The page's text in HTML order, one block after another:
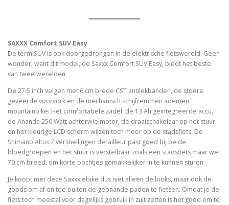
SAXXX Comfort SUV Easy
De term SUV is ook doorgedrongen in de elektrische fietswereld. Geen
wonder, want dit model, de Saxxx Comfort SUV Easy, biedt het beste
van twee werelden.
De 27.5 inch velgen met 6 cm brede CST antilekbanden, de stoere
geveerde voorvork en de mechanisch schijfremmen ademen
mountainbike. Het comfortabele zadel, de 13 Ah geintegreerde accu,
de Ananda 250 Watt achterwielmotor, de draaischakelaar op het stuur
en het kleurige LCD scherm wijzen toch meer op de stadsfiets. De
Shimano Altus 7 versnellingen derailleur past goed bij beide
bloedgroepen en het stuur is verstelbaar zoals een stadsfiets maar wel
70 cm breed, om korte bochtjes gemakkelijker in te kunnen sturen.
Je koopt met deze Saxxx ebike dus niet alleen de looks, maar ook de
goods om af en toe buiten de gebaande paden te fietsen. Omdat je de
fiets toch meestal voor dagelijks gebruik in zult zetten is het goed om te